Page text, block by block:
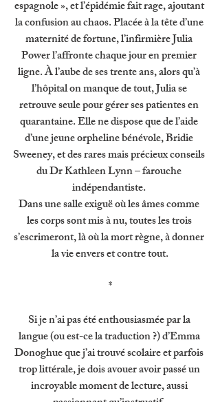
espagnole », et l’épidémie fait rage, ajoutant
la confusion au chaos. Placée à la tête d’une
maternité de fortune, l’infirmière Julia
Power l’affronte chaque jour en premier
ligne. À l’aube de ses trente ans, alors qu’à
l’hôpital on manque de tout, Julia se
retrouve seule pour gérer ses patientes en
quarantaine. Elle ne dispose que de l’aide
d’une jeune orpheline bénévole, Bridie
Sweeney, et des rares mais précieux conseils
du Dr Kathleen Lynn – farouche
indépendantiste.
Dans une salle exiguë où les âmes comme
les corps sont mis à nu, toutes les trois
s’escrimeront, là où la mort règne, à donner
la vie envers et contre tout.
*
Si je n’ai pas été enthousiasmée par la
langue (ou est-ce la traduction ?) d’Emma
Donoghue que j’ai trouvé scolaire et parfois
trop littérale, je dois avouer avoir passé un
incroyable moment de lecture, aussi